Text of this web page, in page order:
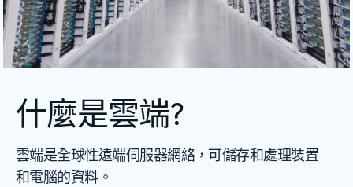
什麼是雲端?
雲端是全球性遠端伺服器網絡，可儲存和處理裝置
和電腦的資料。